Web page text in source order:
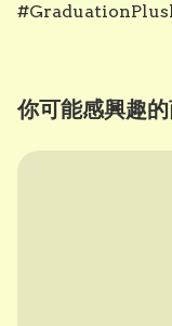
你可能感興趣